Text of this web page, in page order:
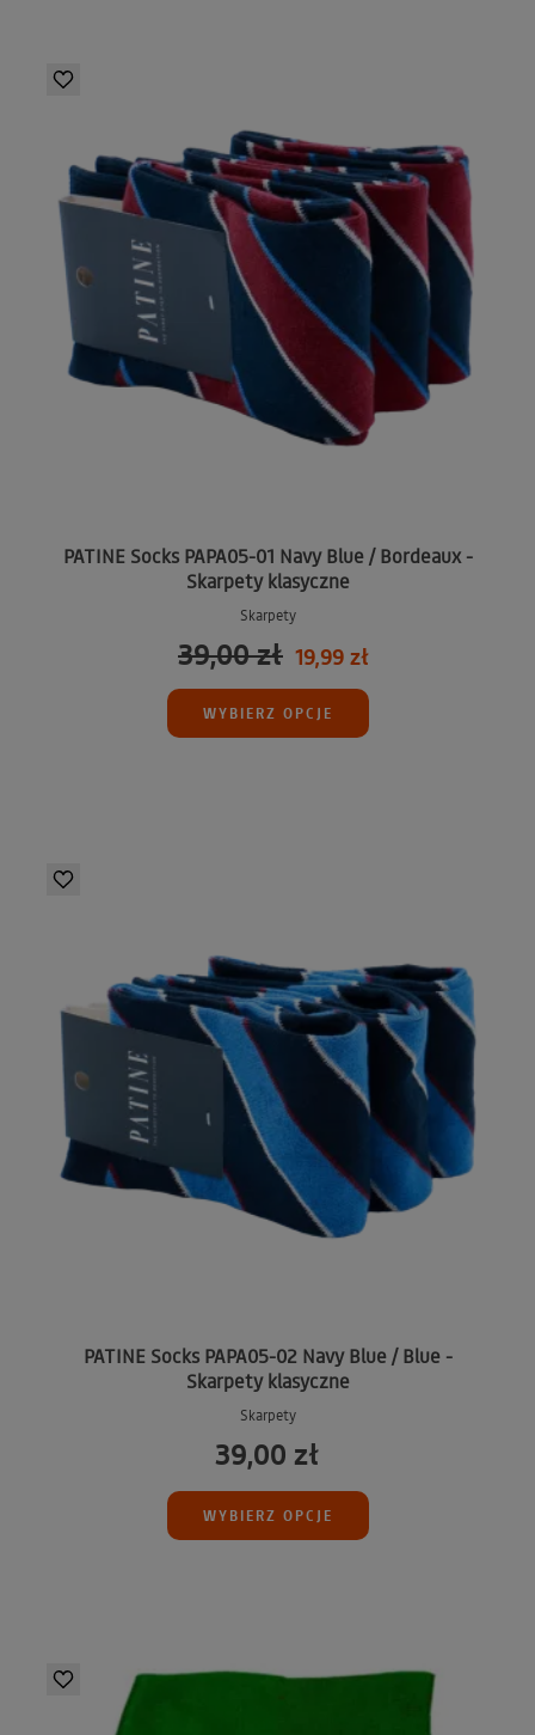
PATINE Socks PAPA05-01 Navy Blue / Bordeaux -
Skarpety klasyczne
Skarpety
39,00 zł 19,99 zł
WYBIERZ OPCJE
PATINE Socks PAPA05-02 Navy Blue / Blue -
Skarpety klasyczne
Skarpety
39,00 zł
WYBIERZ OPCJE